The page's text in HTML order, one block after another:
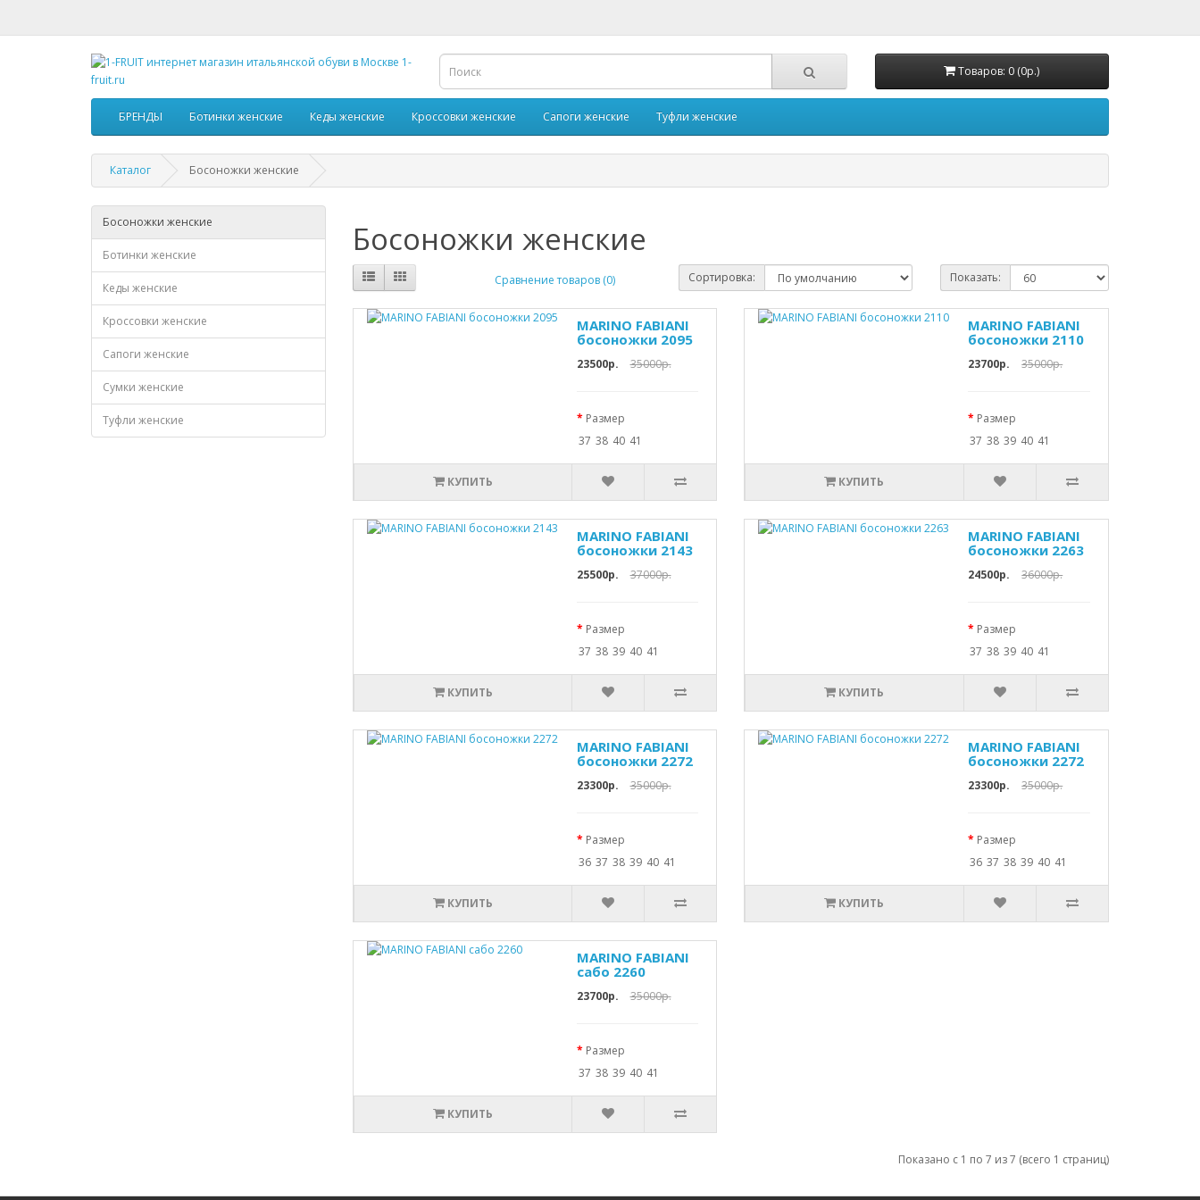
Товаров: 0 (0р.)
БРЕНДЫ Ботинки женские Кеды женские Кроссовки женские Сапоги женские Туфли женские
Каталог Босоножки женские
Босоножки женские
Ботинки женские
Кеды женские
Кроссовки женские
Сапоги женские
Сумки женские
Туфли женские
Босоножки женские
Сравнение товаров (0) Сортировка: Показать:
MARINO FABIANI
босоножки 2095
23500р. 35000р.
Размер
37 38 40 41
КУПИТЬ
MARINO FABIANI
босоножки 2110
23700р. 35000р.
Размер
37 38 39 40 41
КУПИТЬ
MARINO FABIANI
босоножки 2143
25500р. 37000р.
Размер
37 38 39 40 41
КУПИТЬ
MARINO FABIANI
босоножки 2263
24500р. 36000р.
Размер
37 38 39 40 41
КУПИТЬ
MARINO FABIANI
босоножки 2272
23300р. 35000р.
Размер
36 37 38 39 40 41
КУПИТЬ
MARINO FABIANI
босоножки 2272
23300р. 35000р.
Размер
36 37 38 39 40 41
КУПИТЬ
MARINO FABIANI
сабо 2260
23700р. 35000р.
Размер
37 38 39 40 41
КУПИТЬ
Показано с 1 по 7 из 7 (всего 1 страниц)